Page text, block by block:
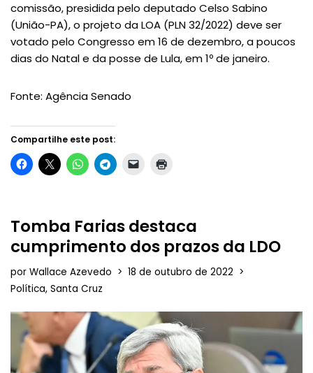
comissão, presidida pelo deputado Celso Sabino
(União-PA), o projeto da LOA (PLN 32/2022) deve ser
votado pelo Congresso em 16 de dezembro, a poucos
dias do Natal e da posse de Lula, em 1º de janeiro.
Fonte: Agência Senado
Compartilhe este post:
Tomba Farias destaca
cumprimento dos prazos da LDO
por Wallace Azevedo
18 de outubro de 2022
Política, Santa Cruz